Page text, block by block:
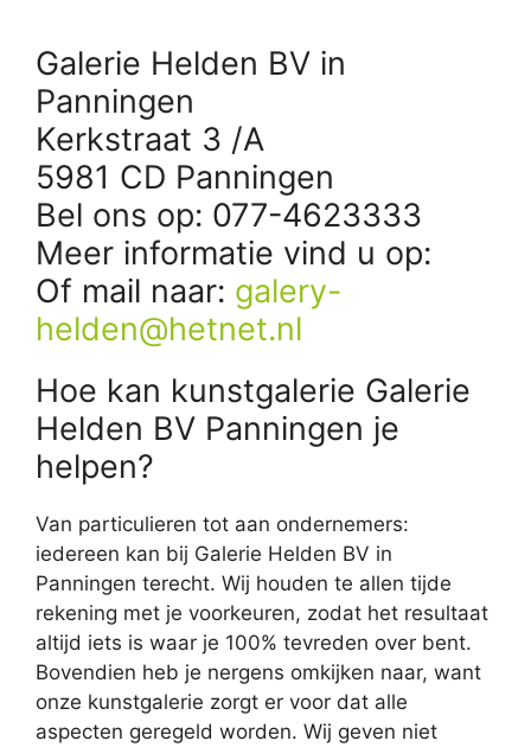
Galerie Helden BV in
Panningen
Kerkstraat 3 /A
5981 CD Panningen
Bel ons op: 077-4623333
Meer informatie vind u op:
Of mail naar: galery-
helden@hetnet.nl
Hoe kan kunstgalerie Galerie
Helden BV Panningen je
helpen?
Van particulieren tot aan ondernemers:
iedereen kan bij Galerie Helden BV in
Panningen terecht. Wij houden te allen tijde
rekening met je voorkeuren, zodat het resultaat
altijd iets is waar je 100% tevreden over bent.
Bovendien heb je nergens omkijken naar, want
onze kunstgalerie zorgt er voor dat alle
aspecten geregeld worden. Wij geven niet